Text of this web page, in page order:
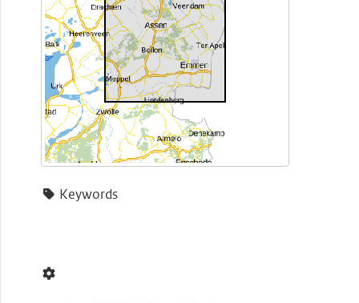
Keywords